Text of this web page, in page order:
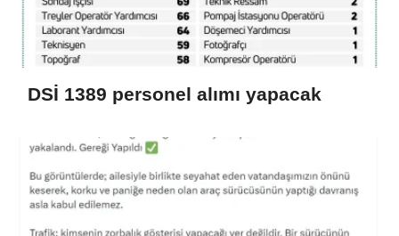
DSİ 1389 personel alımı yapacak